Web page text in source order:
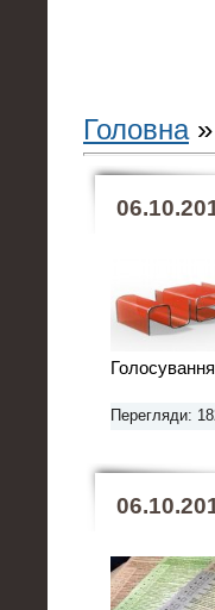
Головна»
Перегляди: